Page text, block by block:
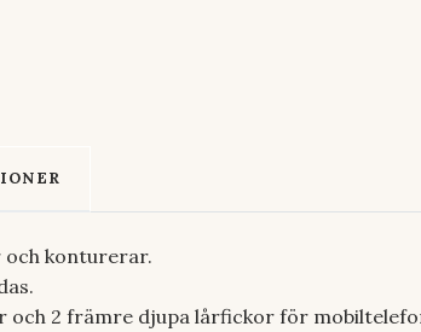
och konturerar.
och 2 främre djupa lårfickor för